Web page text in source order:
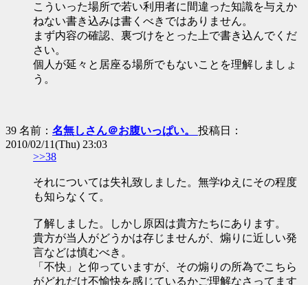
こういった場所で若い利用者に間違った知識を与えか
ねない書き込みは書くべきではありません。
まず内容の確認、裏づけをとった上で書き込んでくだ
さい。
個人が延々と居座る場所でもないことを理解しましょ
う。
39 名前： 名無しさん＠お腹いっぱい。 投稿日：
2010/02/11(Thu) 23:03
>>38
それについては失礼致しました。無学ゆえにその程度
も知らなくて。
了解しました。しかし原因は貴方たちにあります。
貴方が当人がどうかは存じませんが、煽りに近しい発
言などは慎むべき。
「不快」と仰っていますが、その煽りの所為でこちら
がどれだけ不愉快を感じているかご理解なさってます